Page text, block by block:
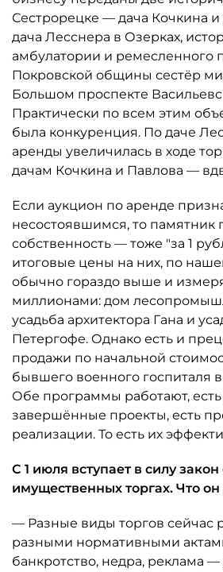
Сестрорецке — дача Кочкина и
дача Лесснера в Озерках,
амбулатории и ремесленного
Покровской общины сестёр
Большом проспекте
Практически по всем этим
была конкуренция. По даче
аренды увеличилась в ходе
дачам Кочкина и Павлова —
Если аукцион по аренде
несостоявшимся, то памятник
собственность — тоже "за 1
итоговые цены на них, по
обычно гораздо выше и
миллионами: дом
усадьба архитектора Гана и
Петергофе. Однако есть и
продажи по начальной
бывшего военного госпиталя
Обе программы работают,
завершённые проекты, есть
реализации. То есть их
С 1 июля вступает в силу
имущественных торгах. Что он
— Разные виды торгов сейчас
разными нормативными
банкротство, недра, реклама —